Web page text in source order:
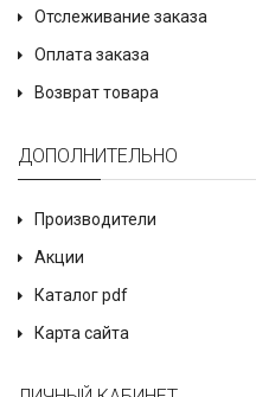
Отслеживание заказа
Оплата заказа
Возврат товара
ДОПОЛНИТЕЛЬНО
Производители
Акции
Каталог pdf
Карта сайта